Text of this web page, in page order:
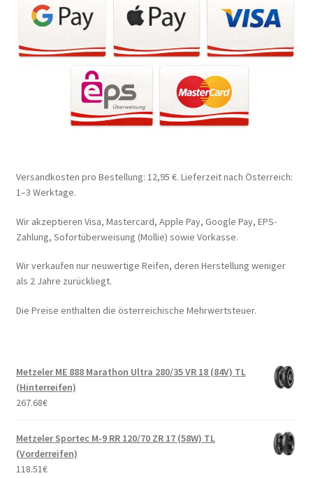
Versandkosten pro Bestellung: 12,95 €. Lieferzeit nach Österreich:
1–3 Werktage.
Wir akzeptieren Visa, Mastercard, Apple Pay, Google Pay, EPS-
Zahlung, Sofortüberweisung (Mollie) sowie Vorkasse.
Wir verkaufen nur neuwertige Reifen, deren Herstellung weniger
als 2 Jahre zurückliegt.
Die Preise enthalten die österreichische Mehrwertsteuer.
Metzeler ME 888 Marathon Ultra 280/35 VR 18 (84V) TL
(Hinterreifen)
267.68€
Metzeler Sportec M-9 RR 120/70 ZR 17 (58W) TL
(Vorderreifen)
118.51€